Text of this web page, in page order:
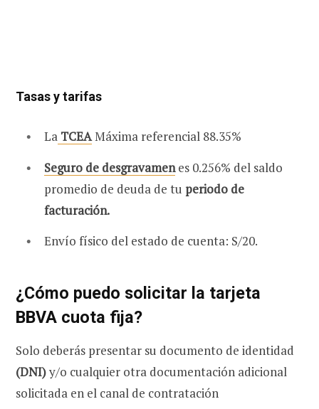
Tasas y tarifas
La TCEAMáxima referencial 88.35%
Seguro de desgravamenes 0.256% del saldo
promedio de deuda de tu periodo de
facturación.
Envío físico del estado de cuenta: S/20.
¿Cómo puedo solicitar la tarjeta
BBVA cuota fija?
Solo deberás presentar su documento de identidad
(DNI)y/o cualquier otra documentación adicional
solicitada en el canal de contratación